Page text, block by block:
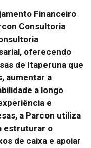
Financeiro
Consultoria
oferecendo
de Itaperuna que
aumentar a
a longo
e
a Parcon utiliza
estruturar o
de caixa e apoiar